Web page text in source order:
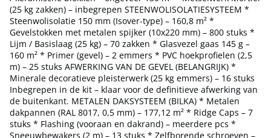
(25 kg zakken) – inbegrepen STEENWOLISOLATIESYSTEEM *
Steenwolisolatie 150 mm (Isover-type) – 160,8 m² *
Gevelstokken met metalen spijker (10x220 mm) – 800 stuks *
Lijm / Basislaag (25 kg) – 70 zakken * Glasvezel gaas 145 g –
160 m² * Primer (gevel) – 2 emmers * PVC hoekprofielen (2,5
m) – 25 stuks AFWERKING VAN DE GEVEL (BELANGRIJK) *
Minerale decoratieve pleisterwerk (25 kg emmers) – 16 stuks
Inbegrepen in de kit – klaar voor de definitieve afwerking van
de buitenkant. METALEN DAKSYSTEEM (BILKA) * Metalen
dakpannen (RAL 8017, 0,5 mm) – 177,12 m² * Ridge Caps – 7
stuks * Flashing (vooraan en dakrand) – meerdere pcs *
Sneeuwbewakers (2 m) – 13 stuks * Zelfborende schroeven –